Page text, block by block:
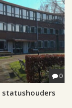
0
statushouders